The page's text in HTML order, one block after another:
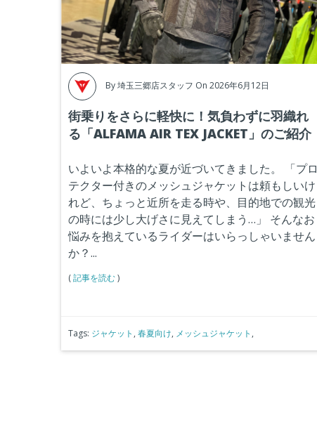
By埼玉三郷店スタッフ On 2026年6月12日
街乗りをさらに軽快に！気負わずに羽織れ
る「ALFAMA AIR TEX JACKET」のご紹介
いよいよ本格的な夏が近づいてきました。
「プロ
テクター付きのメッシュジャケットは頼もしいけ
れど、ちょっと近所を走る時や、目的地での観光
の時には少し大げさに見えてしまう…」
そんなお
悩みを抱えているライダーはいらっしゃいません
か？...
(記事を読む)
Tags: ジャケット , 春夏向け, メッシュジャケット ,